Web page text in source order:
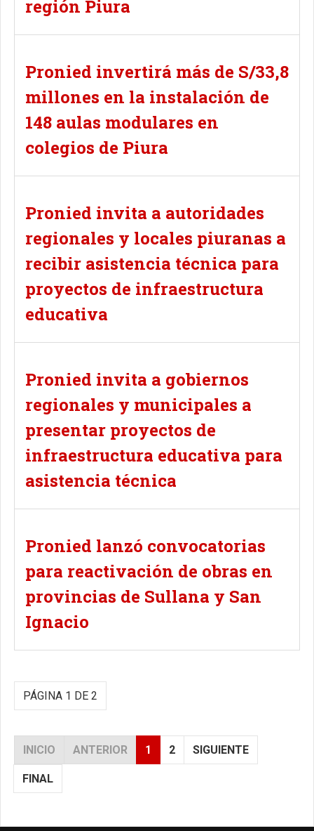
región Piura
Pronied invertirá más de S/33,8
millones en la instalación de
148 aulas modulares en
colegios de Piura
Pronied invita a autoridades
regionales y locales piuranas a
recibir asistencia técnica para
proyectos de infraestructura
educativa
Pronied invita a gobiernos
regionales y municipales a
presentar proyectos de
infraestructura educativa para
asistencia técnica
Pronied lanzó convocatorias
para reactivación de obras en
provincias de Sullana y San
Ignacio
PÁGINA 1 DE 2
INICIO ANTERIOR 1 2 SIGUIENTE
FINAL